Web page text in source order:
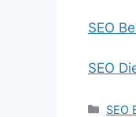
SEO
SEO
SEO